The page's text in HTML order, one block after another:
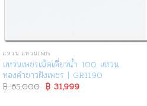
แหวน แหวนเพชร
แหวนเพชรเม็ดเดี่ยวน้ำ 100 แหวน
ทองคำขาวฝังเพชร | GR1190
฿65,000 Original
price
฿ 31,999